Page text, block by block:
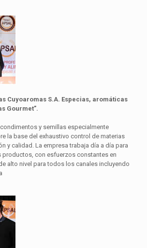
Cuyoaromas S.A. Especias, aromáticas
Gourmet”.
y semillas especialmente
la base del exhaustivo control de materias
y calidad. La empresa trabaja día a día para
productos, con esfuerzos constantes en
alto nivel para todos los canales incluyendo